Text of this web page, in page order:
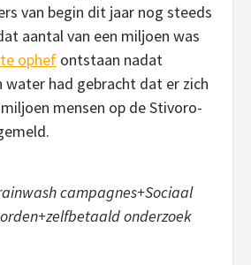
van begin dit jaar nog steeds
aantal van een miljoen was
ophef ontstaan nadat
water had gebracht dat er zich
mensen op de Stivoro-
campagnes+Sociaal
onderzoek